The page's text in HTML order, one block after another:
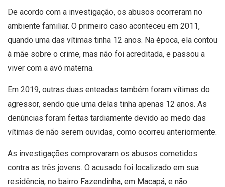
De acordo com a investigação, os abusos ocorreram no
ambiente familiar. O primeiro caso aconteceu em 2011,
quando uma das vítimas tinha 12 anos. Na época, ela contou
à mãe sobre o crime, mas não foi acreditada, e passou a
viver com a avó materna.
Em 2019, outras duas enteadas também foram vítimas do
agressor, sendo que uma delas tinha apenas 12 anos. As
denúncias foram feitas tardiamente devido ao medo das
vítimas de não serem ouvidas, como ocorreu anteriormente.
As investigações comprovaram os abusos cometidos
contra as três jovens. O acusado foi localizado em sua
residência, no bairro Fazendinha, em Macapá, e não